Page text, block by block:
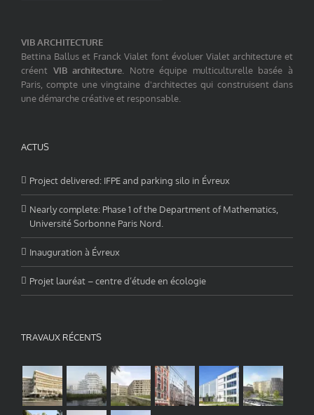
VIB ARCHITECTURE
Bettina Ballus et Franck Vialet font évoluer Vialet architecture et
créent VIB architecture . Notre équipe multiculturelle basée à
Paris, compte une vingtaine d'architectes qui construisent dans
une démarche créative et responsable.
ACTUS
Project delivered: IFPE and parking silo in Évreux
Nearly complete: Phase 1 of the Department of Mathematics,
Université Sorbonne Paris Nord.
Inauguration à Évreux
Projet lauréat – centre d’étude en écologie
TRAVAUX RÉCENTS